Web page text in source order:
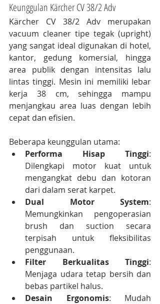
Keunggulan Kärcher CV 38/2 Adv
Kärcher CV 38/2 Adv merupakan
vacuum cleaner tipe tegak (upright)
yang sangat ideal digunakan di hotel,
kantor, gedung komersial, hingga
area publik dengan intensitas lalu
lintas tinggi. Mesin ini memiliki lebar
kerja 38 cm, sehingga mampu
menjangkau area luas dengan lebih
cepat dan efisien.
Beberapa keunggulan utama:
Performa Hisap Tinggi:
Dilengkapi motor kuat untuk
mengangkat debu dan kotoran
dari dalam serat karpet.
Dual Motor System:
Memungkinkan pengoperasian
brush dan suction secara
terpisah untuk fleksibilitas
penggunaan.
Filter Berkualitas Tinggi:
Menjaga udara tetap bersih dan
bebas partikel halus.
Desain Ergonomis: Mudah